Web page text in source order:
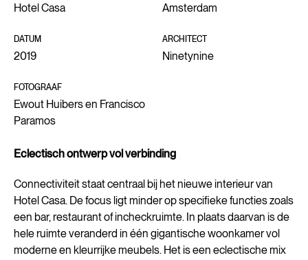
Hotel Casa Amsterdam
DATUM
2019
ARCHITECT
Ninetynine
FOTOGRAAF
Ewout Huibers en Francisco
Paramos
Eclectisch ontwerp vol verbinding
Connectiviteit staat centraal bij het nieuwe interieur van
Hotel Casa. De focus ligt minder op specifieke functies zoals
een bar, restaurant of incheckruimte. In plaats daarvan is de
hele ruimte veranderd in één gigantische woonkamer vol
moderne en kleurrijke meubels. Het is een eclectische mix